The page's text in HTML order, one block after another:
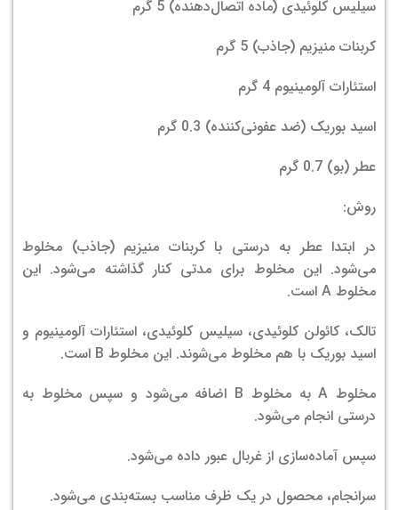
سیلیس کلوئیدی (ماده اتصال‌دهنده) 5 گرم
کربنات منیزیم (جاذب) 5 گرم
استئارات آلومینیوم 4 گرم
اسید بوریک (ضد عفونی‌کننده) 0.3 گرم
عطر (بو) 0.7 گرم
روش:
در ابتدا عطر به درستی با کربنات منیزیم (جاذب) مخلوط
می‌شود. این مخلوط برای مدتی کنار گذاشته می‌شود. این
مخلوط A است.
تالک، کائولن کلوئیدی، سیلیس کلوئیدی، استئارات آلومینیوم و
اسید بوریک با هم مخلوط می‌شوند. این مخلوط B است.
مخلوط A به مخلوط B اضافه می‌شود و سپس مخلوط به
درستی انجام می‌شود.
سپس آماده‌سازی از غربال عبور داده می‌شود.
سرانجام، محصول در یک ظرف مناسب بسته‌بندی می‌شود.